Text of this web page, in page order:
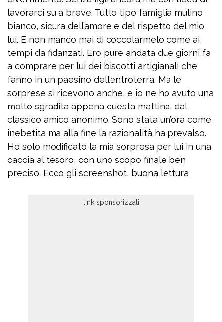
lavorarci su a breve. Tutto tipo famiglia mulino
bianco, sicura dell’amore e del rispetto del mio
lui. E non manco mai di coccolarmelo come ai
tempi da fidanzati. Ero pure andata due giorni fa
a comprare per lui dei biscotti artigianali che
fanno in un paesino dell’entroterra. Ma le
sorprese si ricevono anche, e io ne ho avuto una
molto sgradita appena questa mattina, dal
classico amico anonimo. Sono stata un’ora come
inebetita ma alla fine la razionalità ha prevalso.
Ho solo modificato la mia sorpresa per lui in una
caccia al tesoro, con uno scopo finale ben
preciso. Ecco gli screenshot, buona lettura